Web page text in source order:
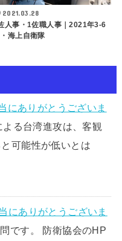
2021.03.28
人事・1佐職人事｜2021年3-6
海上自衛隊
にありがとうございま
る台湾進攻は、客観
可能性が低いとは
にありがとうございま
です。 防衛協会のHP